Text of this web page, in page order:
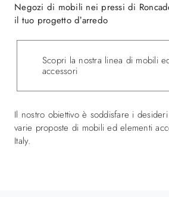
Negozi di mobili nei pressi di
il tuo progetto d’arredo
Scopri la nostra linea di mobili
accessori
Il nostro obiettivo è soddisfare i
varie proposte di mobili ed elementi
Italy.